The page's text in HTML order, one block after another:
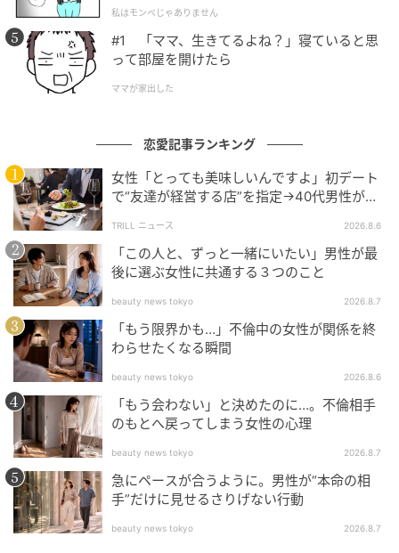
DELIGRAPHICSでは、店舗ロゴやオリジナルキャラク
ター、キービジュアルなどを活かしたグッズ展開をサ
ポートしています。
舗のファンコミュニティをオンライン販売へつなげる
導線づくりにも対応しています。
ブランド育成とコラボコンテンツ
私はモンペじゃありません
#1 「ママ、生きてるよね？」寝ていると思
って部屋を開けたら
ママが家出した
恋愛記事ランキング
女性「とっても美味しいんですよ」初デート
で“友達が経営する店”を指定→40代男性が向
TRILL ニュース 2026.8.6
「この人と、ずっと一緒にいたい」男性が最
後に選ぶ女性に共通する３つのこと
beauty news tokyo 2026.8.7
「もう限界かも…」不倫中の女性が関係を終
わらせたくなる瞬間
beauty news tokyo 2026.8.6
「もう会わない」と決めたのに…。不倫相手
のもとへ戻ってしまう女性の心理
beauty news tokyo 2026.8.7
急にペースが合うように。男性が“本命の相
手”だけに見せるさりげない行動
beauty news tokyo 2026.8.7